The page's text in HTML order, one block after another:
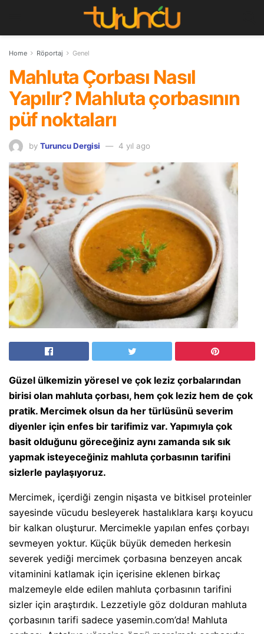
Home Röportaj Genel
Mahluta Çorbası Nasıl
Yapılır? Mahluta çorbasının
püf noktaları
by Turuncu Dergisi 4 yıl ago
Güzel ülkemizin yöresel ve çok leziz çorbalarından
birisi olan mahluta çorbası, hem çok leziz hem de çok
pratik. Mercimek olsun da her türlüsünü severim
diyenler için enfes bir tarifimiz var. Yapımıyla çok
basit olduğunu göreceğiniz aynı zamanda sık sık
yapmak isteyeceğiniz mahluta çorbasının tarifini
sizlerle paylaşıyoruz.
Mercimek, içerdiği zengin nişasta ve bitkisel proteinler
sayesinde vücudu besleyerek hastalıklara karşı koyucu
bir kalkan oluşturur. Mercimekle yapılan enfes çorbayı
sevmeyen yoktur. Küçük büyük demeden herkesin
severek yediği mercimek çorbasına benzeyen ancak
vitaminini katlamak için içerisine eklenen birkaç
malzemeyle elde edilen mahluta çorbasının tarifini
sizler için araştırdık. Lezzetiyle göz dolduran mahluta
çorbasının tarifi sadece yasemin.com’da! Mahluta